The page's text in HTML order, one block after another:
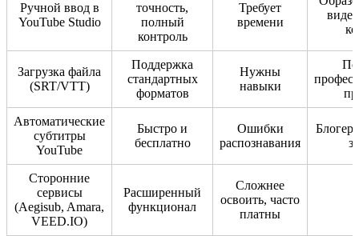
Ручной ввод в
YouTube Studio
точность,
полный
контроль
Требует
времени
Загрузка файла
(SRT/VTT)
Поддержка
стандартных
форматов
Нужны
навыки
Автоматические
субтитры
YouTube
Быстро и
бесплатно
Ошибки
распознавания
Сторонние
сервисы
(Aegisub, Amara,
VEED.IO)
Расширенный
функционал
Сложнее
освоить, часто
платны